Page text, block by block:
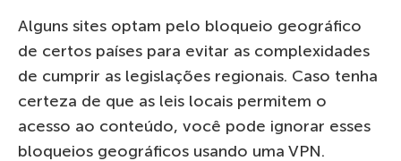
Alguns sites optam pelo bloqueio geográfico
de certos países para evitar as complexidades
de cumprir as legislações regionais. Caso tenha
certeza de que as leis locais permitem o
acesso ao conteúdo, você pode ignorar esses
bloqueios geográficos usando uma VPN.